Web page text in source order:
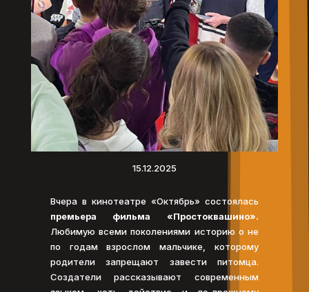
15.12.2025
Вчера в кинотеатре «Октябрь» состоялась
премьера фильма «Простоквашино».
Любимую всеми поколениями историю о не
по годам взрослом мальчике, которому
родители запрещают завести питомца.
Создатели рассказывают современным